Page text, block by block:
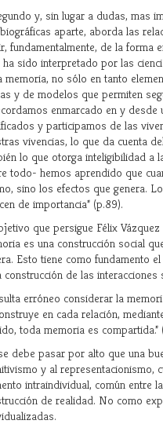
y, sin lugar a dudas, mas
aparte, aborda las
fundamentalmente, de la forma
ha sido interpretado por las
memoria, no sólo en tanto
y de modelos que permiten
enmarcado en y
y participamos de las
vivencias, lo que da cuenta
lo que otorga inteligibilidad a
todo- hemos aprendido que
sino los efectos que genera.
de importancia” (p.89).
que persigue Félix
es una construcción social
Esto tiene como fundamento
construcción de las interacciones
erróneo considerar la
en cada relación,
toda memoria es compartida.”
debe pasar por alto que una
y al representacionismo,
intraindividual, común entre
de realidad. No como